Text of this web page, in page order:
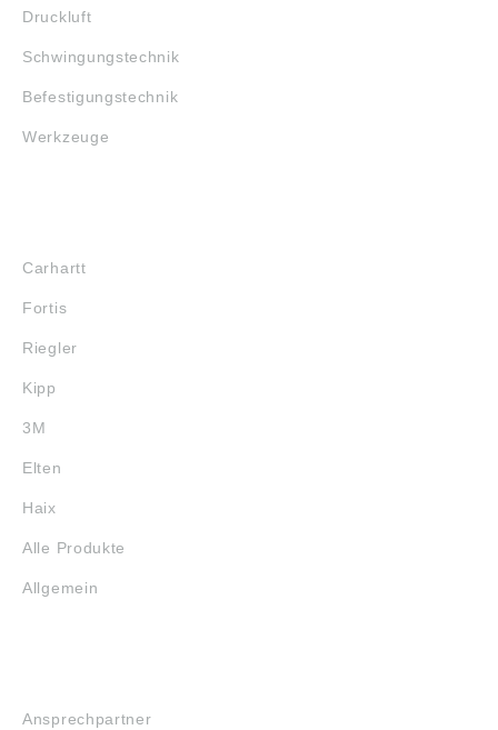
Druckluft
Schwingungstechnik
Befestigungstechnik
Werkzeuge
Carhartt
Fortis
Riegler
Kipp
3M
Elten
Haix
Alle Produkte
Allgemein
Ansprechpartner